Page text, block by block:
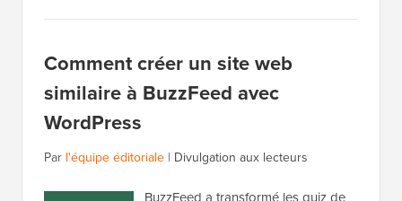
Comment créer un site web
similaire à BuzzFeed avec
WordPress
Par l'équipe éditoriale | Divulgation aux lecteurs